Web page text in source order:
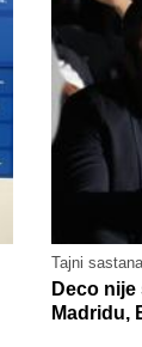
Tajni
Deco
Madridu,